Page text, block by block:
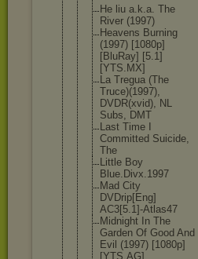
He liu a.k.a. The
River (1997)
Heavens Burning
(1997) [1080p]
[BluRay] [5.1]
[YTS.MX]
La Tregua (The
Truce)(1997),
DVDR(xvid), NL
Subs, DMT
Last Time I
Committed Suicide,
The
Little Boy
Blue.Divx.1997
Mad City
DVDrip[Eng]
AC3[5.1]-At las47
Midnight In The
Garden Of Good And
Evil (1997) [1080p]
[YTS.AG]